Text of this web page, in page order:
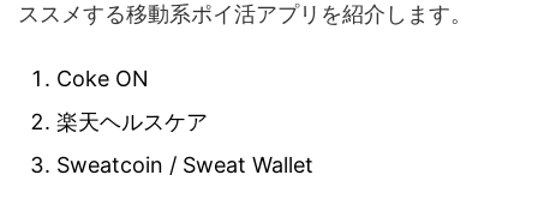
ススメする移動系ポイ活アプリを紹介します。
Coke ON
楽天ヘルスケア
Sweatcoin / Sweat Wallet